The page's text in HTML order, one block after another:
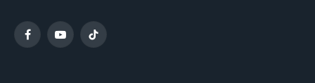
FacebookYouTubeTikTok